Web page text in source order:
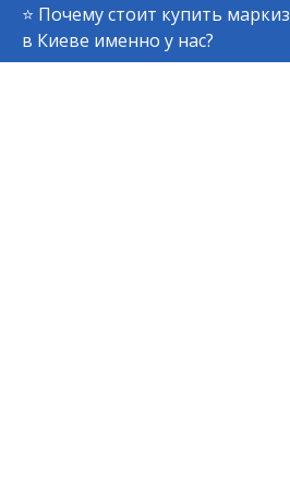
⭐ Почему стоит купить
в Киеве именно у нас?